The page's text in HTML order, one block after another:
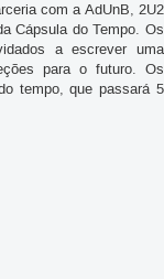
com a AdUnB, 2U2
Cápsula do Tempo. Os
a escrever uma
para o futuro. Os
tempo, que passará 5